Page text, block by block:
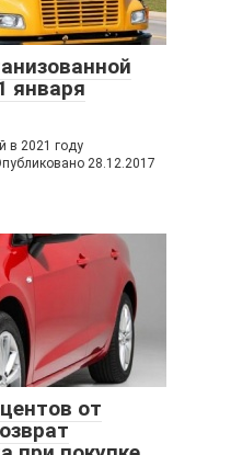
января
в 2021 году
28.12.2017
от